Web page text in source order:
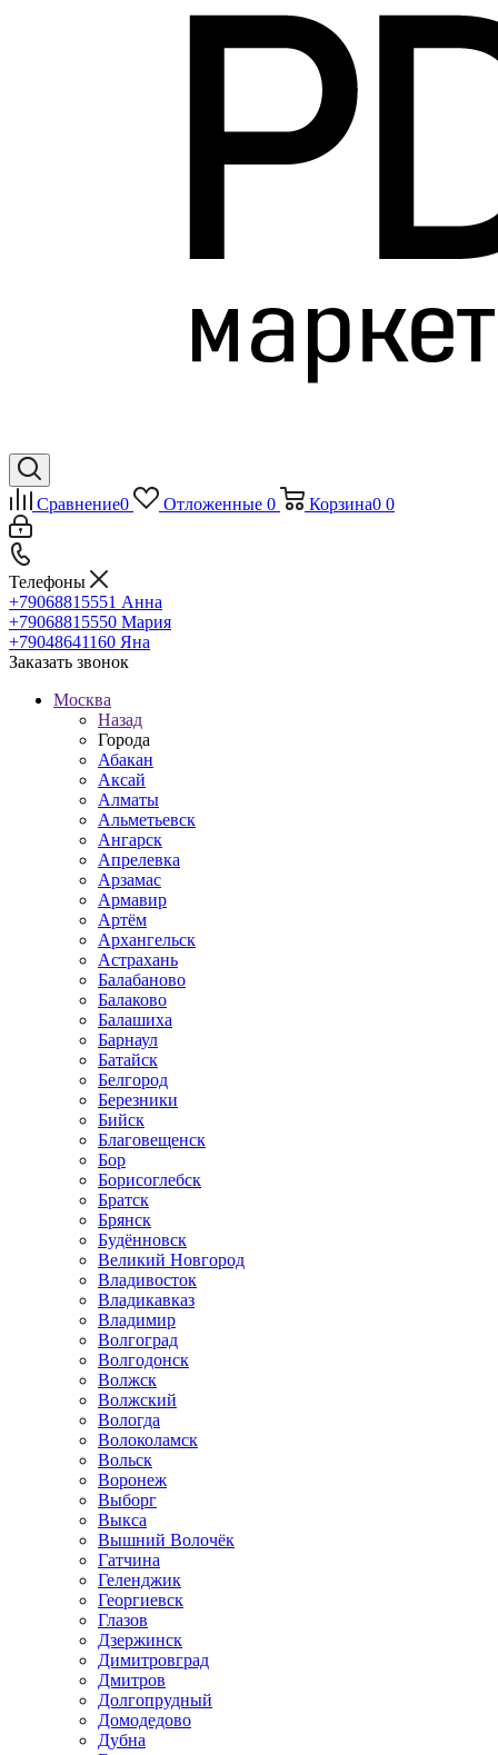
Сравнение0 Отложенные 0 Корзина0 0
Телефоны
+79068815551 Анна
+79068815550 Мария
+79048641160 Яна
Заказать звонок
Москва
Назад
Города
Абакан
Аксай
Алматы
Альметьевск
Ангарск
Апрелевка
Арзамас
Армавир
Артём
Архангельск
Астрахань
Балабаново
Балаково
Балашиха
Барнаул
Батайск
Белгород
Березники
Бийск
Благовещенск
Бор
Борисоглебск
Братск
Брянск
Будённовск
Великий Новгород
Владивосток
Владикавказ
Владимир
Волгоград
Волгодонск
Волжск
Волжский
Вологда
Волоколамск
Вольск
Воронеж
Выборг
Выкса
Вышний Волочёк
Гатчина
Геленджик
Георгиевск
Глазов
Дзержинск
Димитровград
Дмитров
Долгопрудный
Домодедово
Дубна